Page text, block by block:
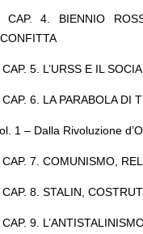
CAP. 4. BIENNIO
5. L’URSS E IL
6. LA PARABOLA DI
1 – Dalla Rivoluzione
CAP. 7. COMUNISMO,
CAP. 8. STALIN,
9.